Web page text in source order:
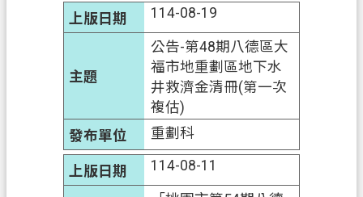
114-08-19
公告-第48期八德區大
福市地重劃區地下水
井救濟金清冊(第一次
複估)
重劃科
114-08-11